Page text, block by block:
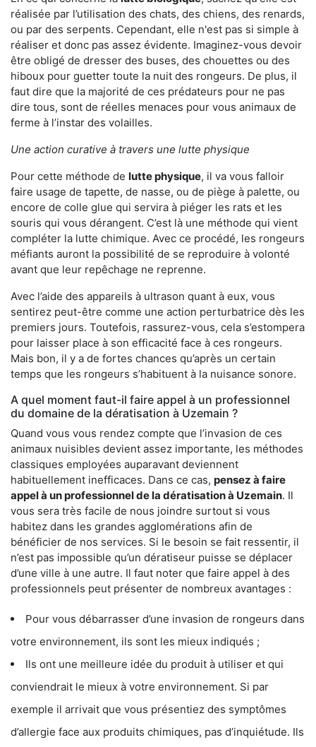
réalisée par l’utilisation des chats, des chiens, des renards,
ou par des serpents. Cependant, elle n'est pas si simple à
réaliser et donc pas assez évidente. Imaginez-vous devoir
être obligé de dresser des buses, des chouettes ou des
hiboux pour guetter toute la nuit des rongeurs. De plus, il
faut dire que la majorité de ces prédateurs pour ne pas
dire tous, sont de réelles menaces pour vous animaux de
ferme à l’instar des volailles.
Une action curative à travers une lutte physique
Pour cette méthode de lutte physique, il va vous falloir
faire usage de tapette, de nasse, ou de piège à palette, ou
encore de colle glue qui servira à piéger les rats et les
souris qui vous dérangent. C’est là une méthode qui vient
compléter la lutte chimique. Avec ce procédé, les rongeurs
méfiants auront la possibilité de se reproduire à volonté
avant que leur repêchage ne reprenne.
Avec l’aide des appareils à ultrason quant à eux, vous
sentirez peut-être comme une action perturbatrice dès les
premiers jours. Toutefois, rassurez-vous, cela s’estompera
pour laisser place à son efficacité face à ces rongeurs.
Mais bon, il y a de fortes chances qu’après un certain
temps que les rongeurs s’habituent à la nuisance sonore.
A quel moment faut-il faire appel à un professionnel
du domaine de la dératisation à Uzemain ?
Quand vous vous rendez compte que l’invasion de ces
animaux nuisibles devient assez importante, les méthodes
classiques employées auparavant deviennent
habituellement inefficaces. Dans ce cas, pensez à faire
appel à un professionnel de la dératisation à Uzemain. Il
vous sera très facile de nous joindre surtout si vous
habitez dans les grandes agglomérations afin de
bénéficier de nos services. Si le besoin se fait ressentir, il
n’est pas impossible qu’un dératiseur puisse se déplacer
d’une ville à une autre. Il faut noter que faire appel à des
professionnels peut présenter de nombreux avantages :
Pour vous débarrasser d’une invasion de rongeurs dans
votre environnement, ils sont les mieux indiqués ;
Ils ont une meilleure idée du produit à utiliser et qui
conviendrait le mieux à votre environnement. Si par
exemple il arrivait que vous présentiez des symptômes
d’allergie face aux produits chimiques, pas d’inquiétude. Ils